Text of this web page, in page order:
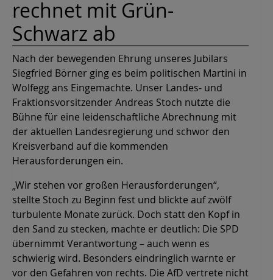
rechnet mit Grün-
Schwarz ab
Nach der bewegenden Ehrung unseres Jubilars
Siegfried Börner ging es beim politischen Martini in
Wolfegg ans Eingemachte. Unser Landes- und
Fraktionsvorsitzender Andreas Stoch nutzte die
Bühne für eine leidenschaftliche Abrechnung mit
der aktuellen Landesregierung und schwor den
Kreisverband auf die kommenden
Herausforderungen ein.
„Wir stehen vor großen Herausforderungen“,
stellte Stoch zu Beginn fest und blickte auf zwölf
turbulente Monate zurück. Doch statt den Kopf in
den Sand zu stecken, machte er deutlich: Die SPD
übernimmt Verantwortung – auch wenn es
schwierig wird. Besonders eindringlich warnte er
vor den Gefahren von rechts. Die AfD vertrete nicht